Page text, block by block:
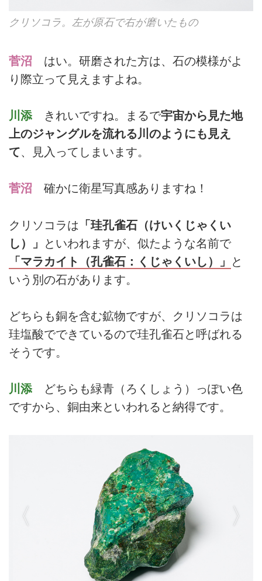
クリソコラ。左が原石で右が磨いたもの
菅沼 はい。研磨された方は、石の模様がよ
り際立って見えますよね。
川添 きれいですね。まるで宇宙から見た地
上のジャングルを流れる川のようにも見え
て、見入ってしまいます。
菅沼 確かに衛星写真感ありますね！
クリソコラは 「珪孔雀石（けいくじゃくい
し）」
といわれますが、似たような名前で
「マラカイト（孔雀石：くじゃくいし）」
と
いう別の石があります。
どちらも銅を含む鉱物ですが、クリソコラは
珪塩酸でできているので珪孔雀石と呼ばれる
そうです。
川添 どちらも緑青（ろくしょう）っぽい色
ですから、銅由来といわれると納得です。